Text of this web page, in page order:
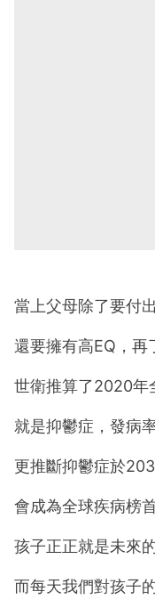
當上父母除了要付
還要擁有高EQ，再
世衛推算了2020年
就是抑鬱症，發病
更推斷抑鬱症於
會成為全球疾病榜首
孩子正正就是未來
而每天我們對孩子